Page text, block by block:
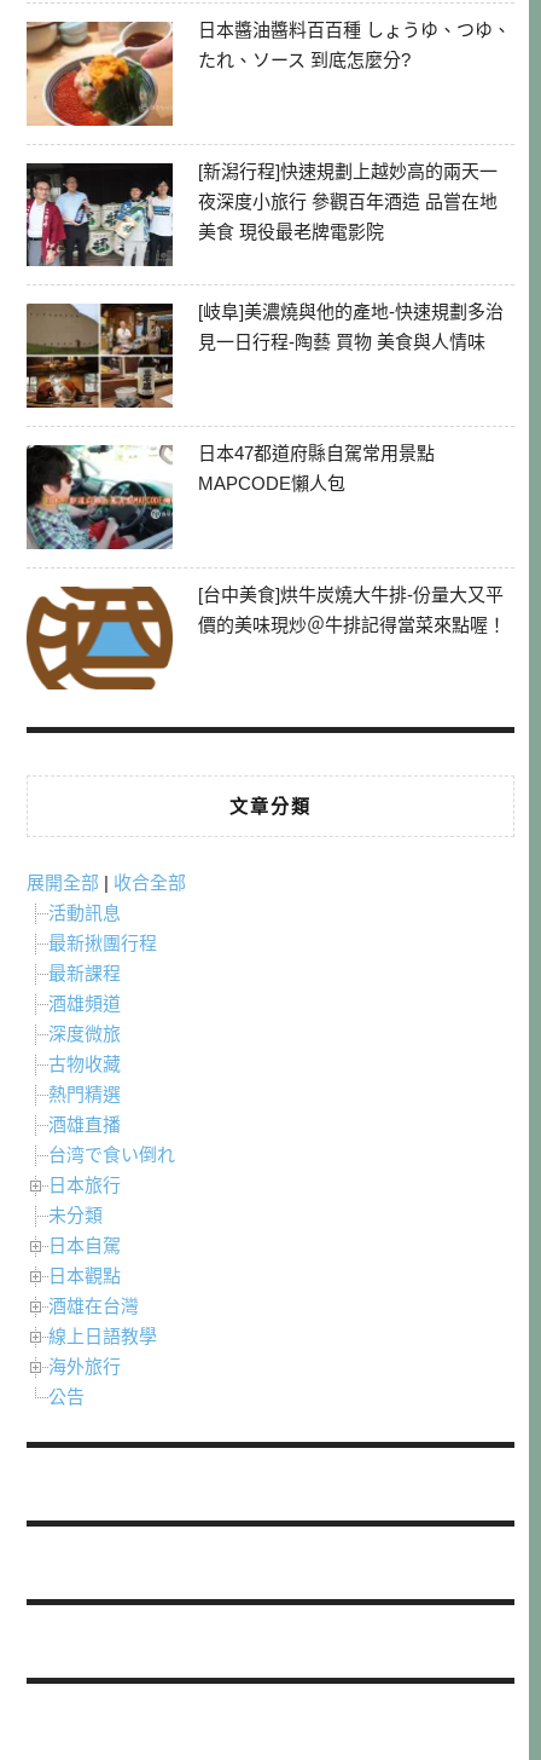
日本醬油醬料百百種 しょうゆ、つゆ、
たれ、ソース 到底怎麼分?
[新潟行程]快速規劃上越妙高的兩天一
夜深度小旅行 參觀百年酒造 品嘗在地
美食 現役最老牌電影院
[岐阜]美濃燒與他的產地-快速規劃多治
見一日行程-陶藝 買物 美食與人情味
日本47都道府縣自駕常用景點
MAPCODE懶人包
[台中美食]烘牛炭燒大牛排-份量大又平
價的美味現炒＠牛排記得當菜來點喔！
文章分類
展開全部 | 收合全部
活動訊息
最新揪團行程
最新課程
酒雄頻道
深度微旅
古物收藏
熱門精選
酒雄直播
台湾で食い倒れ
日本旅行
未分類
日本自駕
日本觀點
酒雄在台灣
線上日語教學
海外旅行
公告